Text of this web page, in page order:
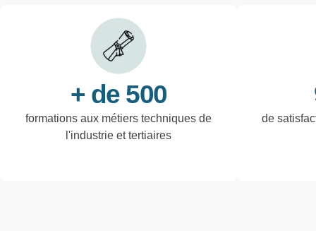
+ de 500
formations aux métiers techniques de
l'industrie et tertiaires
de